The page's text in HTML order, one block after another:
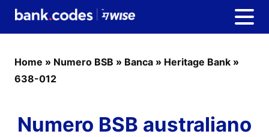
Home » Numero BSB » Banca » Heritage Bank »
638-012
Numero BSB australiano